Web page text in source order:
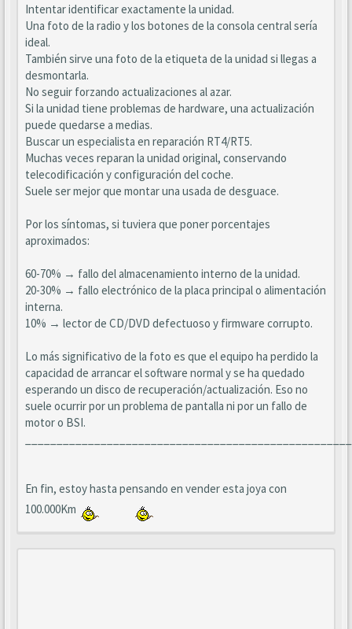
Intentar identificar exactamente la unidad.
Una foto de la radio y los botones de la consola central sería
ideal.
También sirve una foto de la etiqueta de la unidad si llegas a
desmontarla.
No seguir forzando actualizaciones al azar.
Si la unidad tiene problemas de hardware, una actualización
puede quedarse a medias.
Buscar un especialista en reparación RT4/RT5.
Muchas veces reparan la unidad original, conservando
telecodificación y configuración del coche.
Suele ser mejor que montar una usada de desguace.
Por los síntomas, si tuviera que poner porcentajes
aproximados:
60-70% → fallo del almacenamiento interno de la unidad.
20-30% → fallo electrónico de la placa principal o alimentación
interna.
10% → lector de CD/DVD defectuoso y firmware corrupto.
Lo más significativo de la foto es que el equipo ha perdido la
capacidad de arrancar el software normal y se ha quedado
esperando un disco de recuperación/actualización. Eso no
suele ocurrir por un problema de pantalla ni por un fallo de
motor o BSI.
En fin, estoy hasta pensando en vender esta joya con
100.000Km